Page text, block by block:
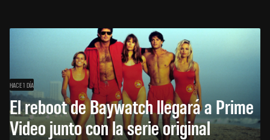
HACE 1 DÍA
El reboot de Baywatch llegará a Prime
Video junto con la serie original